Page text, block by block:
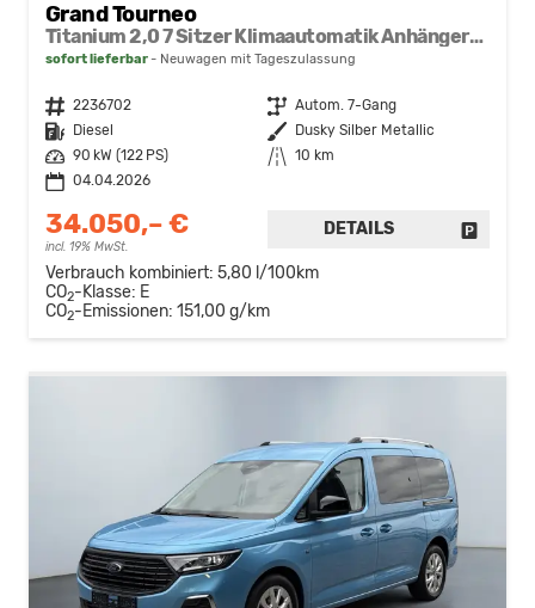
Grand Tourneo
Titanium 2,0 7 Sitzer Klimaautomatik Anhängerkupplung Sitzheizung Einparkhilfe Kamera 17 Zoll Leichtmetall ACC
sofort lieferbar Neuwagen mit Tageszulassung
Fahrzeugnr. 2236702 Getriebe Autom. 7-Gang
Kraftstoff
Diesel Außenfarbe
Dusky Silber Metallic
Leistung
90 kW (122 PS) Kilometerstand
10 km
04.04.2026
34.050,– €
incl. 19% MwSt.
DETAILS
Verbrauch kombiniert: 5,80 l/100km
CO2-Klasse: E
CO2-Emissionen: 151,00 g/km